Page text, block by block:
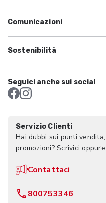
Comunicazioni
Sostenibilità
Seguici anche sui social
Servizio Clienti
Hai dubbi sui punti
promozioni? Scrivici
Contattaci
800753346